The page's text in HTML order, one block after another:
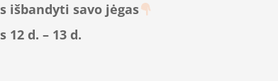
išbandyti savo jėgas
12 d. – 13 d.